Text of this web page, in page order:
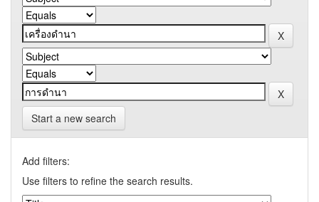
Start a new search
Add filters:
Use filters to refine the search results.